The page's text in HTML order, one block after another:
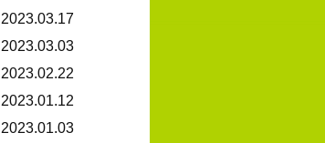
2023.03.17
2023.03.03
2023.02.22
2023.01.12
2023.01.03